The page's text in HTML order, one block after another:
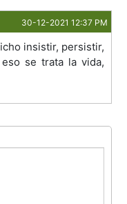
30-12-2021 12:37 PM
insistir, persistir,
se trata la vida,